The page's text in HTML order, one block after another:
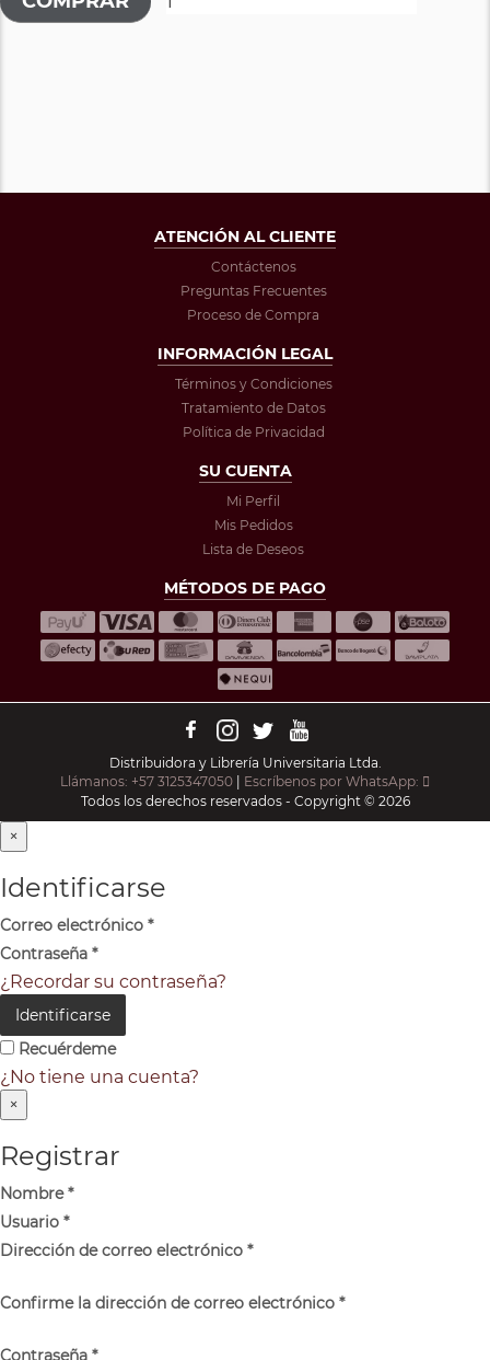
ATENCIÓN AL CLIENTE
Contáctenos
Preguntas Frecuentes
Proceso de Compra
INFORMACIÓN LEGAL
Términos y Condiciones
Tratamiento de Datos
Política de Privacidad
SU CUENTA
Mi Perfil
Mis Pedidos
Lista de Deseos
MÉTODOS DE PAGO
Distribuidora y Librería Universitaria Ltda.
Llámanos: +57 3125347050 | Escríbenos por WhatsApp:
Todos los derechos reservados - Copyright © 2026
×
Identificarse
Correo electrónico *
Contraseña *
¿Recordar su contraseña?
Identificarse
Recuérdeme
¿No tiene una cuenta?
×
Registrar
Nombre*
Usuario *
Dirección de correo electrónico *
Confirme la dirección de correo electrónico *
Contraseña *